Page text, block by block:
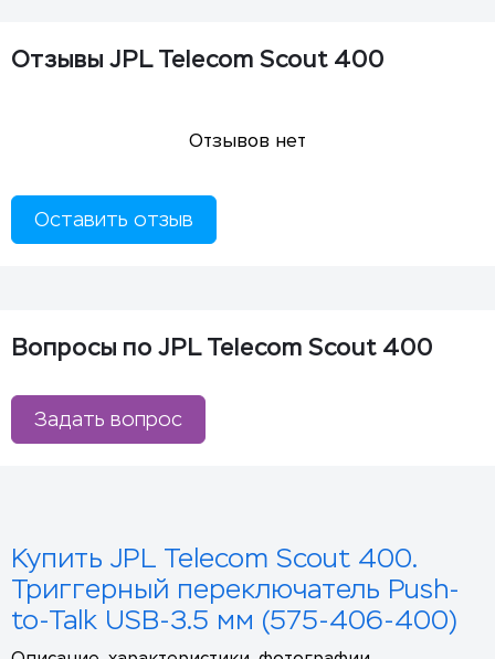
Отзывы JPL Telecom Scout 400
Отзывов нет
Оставить отзыв
Вопросы по JPL Telecom Scout 400
Задать вопрос
Купить JPL Telecom Scout 400.
Триггерный переключатель Push-
to-Talk USB-3.5 мм (575-406-400)